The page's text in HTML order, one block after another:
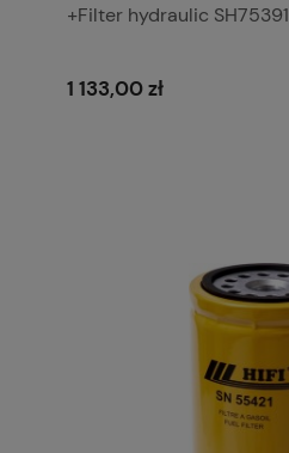
+Filter hydraulic SH75391
1 133,00 zł